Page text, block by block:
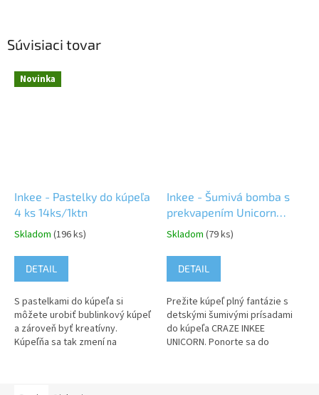
Súvisiaci tovar
Novinka
Inkee - Pastelky do kúpeľa
4 ks 14ks/1ktn
Skladom (196 ks)
DETAIL
S pastelkami do kúpeľa si
môžete urobiť bublinkový kúpeľ
a zároveň byť kreatívny.
Kúpeľňa sa tak zmení na
Inkee - Šumivá bomba s
prekvapením Unicorn
8ks/1ktn
Skladom (79 ks)
DETAIL
Prežite kúpeľ plný fantázie s
detskými šumivými prísadami
do kúpeľa CRAZE INKEE
UNICORN. Ponorte sa do